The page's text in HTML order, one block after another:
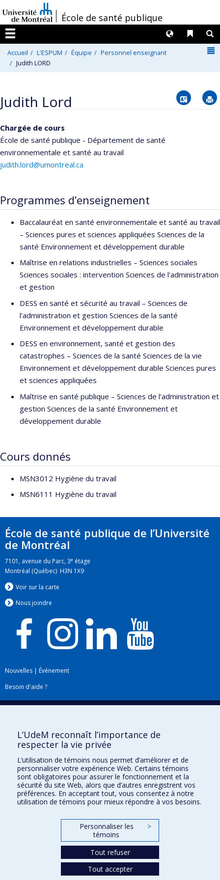
au
contenu
/École de santé publique
Menu
Liens
Langues
Accueil L'ESPUM Équipe
Personnel enseignant
Judith LORD
Judith Lord Vcard
Chargée de cours
École de santé publique - Département de santé
environnementale et santé au travail
judith.lord@umontreal.ca
Programmes d’enseignement
Baccalauréat en santé environnementale et santé au travail
– Sciences pures et sciences appliquées Sciences de la
santé Environnement et développement durable
Maîtrise en relations industrielles – Sciences sociales
Sciences sociales : intervention Sciences de l'administration
et gestion
DESS en santé et sécurité au travail – Sciences de
l'administration et gestion Sciences de la santé
Environnement et développement durable
DESS en environnement, santé et gestion des
catastrophes – Sciences de la santé Sciences de la vie
Environnement et développement durable Sciences pures
et sciences appliquées
Maîtrise en santé publique – Sciences de l'administration et
gestion Sciences de la santé Environnement et
développement durable
Cours donnés
MSN3012 Hygiène du travail
MSN6111 Hygiène du travail
École de santé publique de l’Université
de Montréal
7101, avenue du Parc, 3e étage
Montréal (Québec) H3N 1X9
Voir sur la carte
Nous joindre
Nouvelles | Événement
Besoin d'aide ?
Plan du site|Accessibilité
Téléchargez les logos de l'ESPUM
L’UdeM reconnaît l’importance de
respecter la vie privée
L’utilisation de témoins nous permet d’améliorer et de
personnaliser votre expérience Web. Certains témoins
sont obligatoires pour assurer le fonctionnement et la
sécurité du site Web, alors que d’autres enregistrent vos
préférences. En acceptant tout, vous consentez à notre
utilisation de témoins pour mieux répondre à vos besoins.
Personnaliser les
témoins
>
Tout refuser
Tout accepter